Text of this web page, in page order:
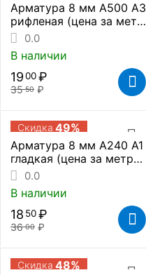
Арматура 8 мм А500 А3
рифленая (цена за метр
погонный)
0.0
В наличии
35 50 ₽
1900 ₽
Скидка 49%
Арматура 8 мм А240 А1
гладкая (цена за метр
погонный)
0.0
В наличии
36 00 ₽
18 50 ₽
Скидка 48%